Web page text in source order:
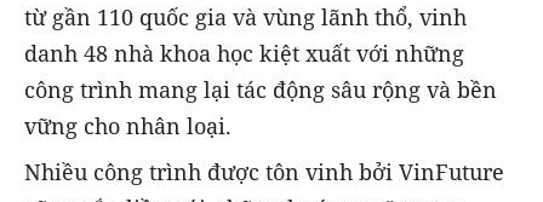
từ gần 110 quốc gia và vùng lãnh thổ, vinh
danh 48 nhà khoa học kiệt xuất với những
công trình mang lại tác động sâu rộng và bền
vững cho nhân loại.
Nhiều công trình được tôn vinh bởi VinFuture